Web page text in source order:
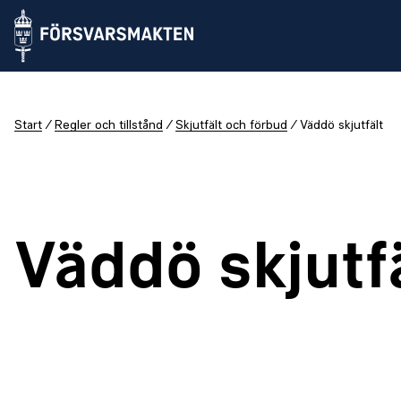
Start Regler och tillstånd Skjutfält och förbud Väddö skjutfält
Väddö